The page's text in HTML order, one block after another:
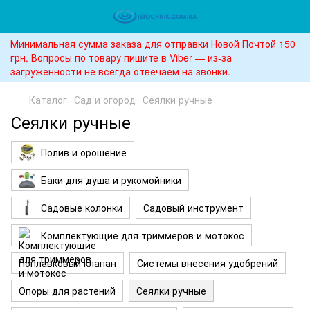
Минимальная сумма заказа для отправки Новой Почтой 150
грн. Вопросы по товару пишите в Viber — из-за
загруженности не всегда отвечаем на звонки.
Каталог Сад и огород Сеялки ручные
Сеялки ручные
Полив и орошение
Баки для душа и рукомойники
Садовые колонки
Садовый инструмент
Комплектующие для триммеров и мотокос
Поплавковый клапан
Системы внесения удобрений
Опоры для растений
Сеялки ручные